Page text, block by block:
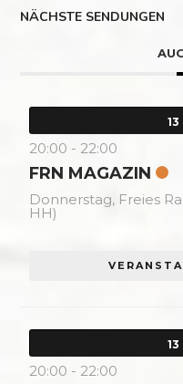
NÄCHSTE SENDUNGEN
13
20:00 - 22:00
FRN MAGAZIN
Donnerstag, Freies
HH)
13
20:00 - 22:00